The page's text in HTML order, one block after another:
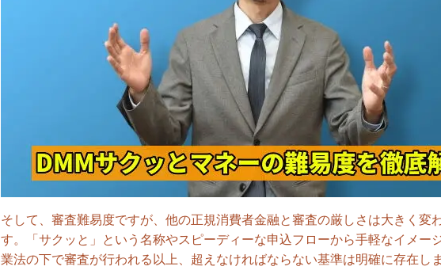
そして、審査難易度ですが、他の正規消費者金融と審査の厳しさは大きく変
す。「サクッと」という名称やスピーディーな申込フローから手軽なイメー
業法の下で審査が行われる以上、超えなければならない基準は明確に存在し